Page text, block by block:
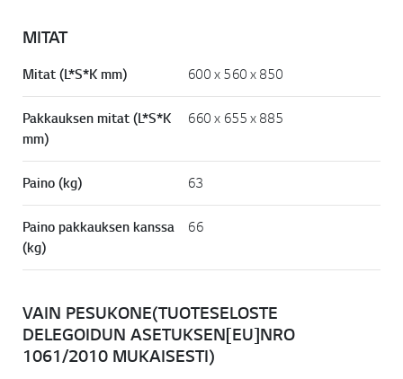
MITAT
Mitat (L*S*K mm) 600 x 560 x 850
Pakkauksen mitat (L*S*K
mm)
660 x 655 x 885
Paino (kg) 63
Paino pakkauksen kanssa
(kg)
66
VAIN PESUKONE(TUOTESELOSTE
DELEGOIDUN ASETUKSEN[EU]NRO
1061/2010 MUKAISESTI)